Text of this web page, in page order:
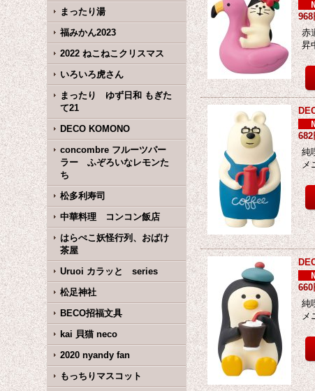
まったり湯
福みかん2023
2022 ねこねこクリスマス
いろいろ虎さん
まったり ゆず日和 もぎた
て21
DECO KOMONO
concombre フルーツパー
ラー ふぞろいなレモンた
ち
松多利寿司
中華料理 コンコン飯店
はらぺこ妖怪行列、おばけ
茶屋
Uruoi カラッと series
松足神社
BECO招福文具
kai 貝猫 neco
2020 nyandy fan
もっちりマスコット
968
赤
昇
682
純
メ
660
純
メ